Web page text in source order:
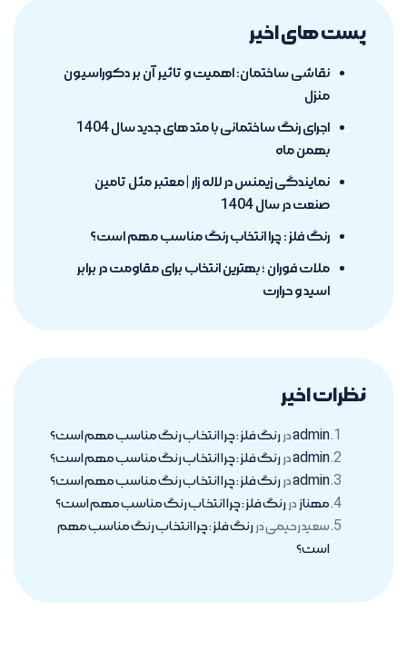
پست های اخیر
نقاشی ساختمان: اهمیت و تاثیر آن بر دکوراسیون
منزل
اجرای رنگ ساختمانی با متد های جدید سال 1404
بهمن ماه
نمایندگی زیمنس در لاله زار | معتبر مثل تامین
صنعت در سال 1404
رنگ فلز : چرا انتخاب رنگ مناسب مهم است؟
ملات فوران ؛ بهترین انتخاب برای مقاومت در برابر
اسید و حرارت
نظرات اخیر
adminدررنگ فلز : چرا انتخاب رنگ مناسب مهم است؟
adminدررنگ فلز : چرا انتخاب رنگ مناسب مهم است؟
adminدررنگ فلز : چرا انتخاب رنگ مناسب مهم است؟
مهنازدررنگ فلز : چرا انتخاب رنگ مناسب مهم است؟
سعید رحیمیدررنگ فلز : چرا انتخاب رنگ مناسب مهم
است؟